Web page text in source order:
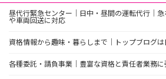
昼代行緊急センター｜日中・昼間の運転代行｜
や車両回送に対応
資格情報から趣味・暮らしまで｜トップブログ
各種委託・請負事業｜豊富な資格と責任者業務